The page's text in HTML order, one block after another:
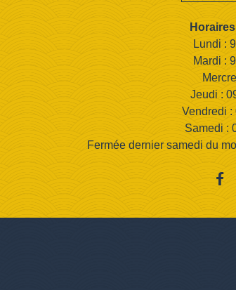
Lundi :
Mardi :
Jeudi :
Vendredi :
Samedi :
Fermée dernier samedi du